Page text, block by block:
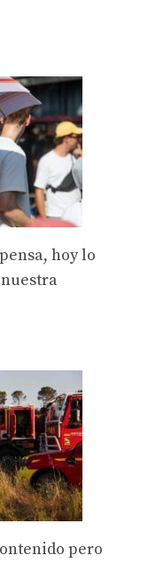
hoy lo
pero